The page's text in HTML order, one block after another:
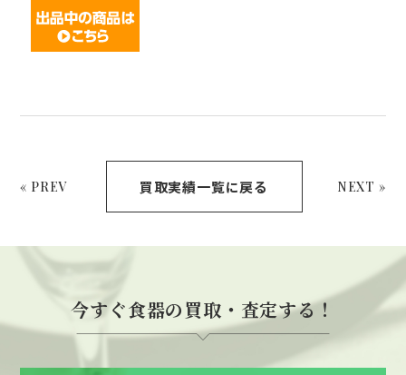
« PREV 買取実績一覧に戻る NEXT »
今すぐ食器の買取・査定する！